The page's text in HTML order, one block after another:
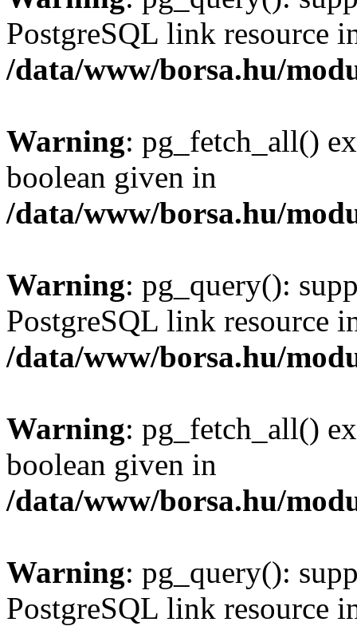
PostgreSQL link resource
/data/www/borsa.hu/
Warning: pg_fetch_all()
boolean given in
/data/www/borsa.hu/
Warning: pg_query():
PostgreSQL link resource
/data/www/borsa.hu/
Warning: pg_fetch_all()
boolean given in
/data/www/borsa.hu/
Warning: pg_query():
PostgreSQL link resource